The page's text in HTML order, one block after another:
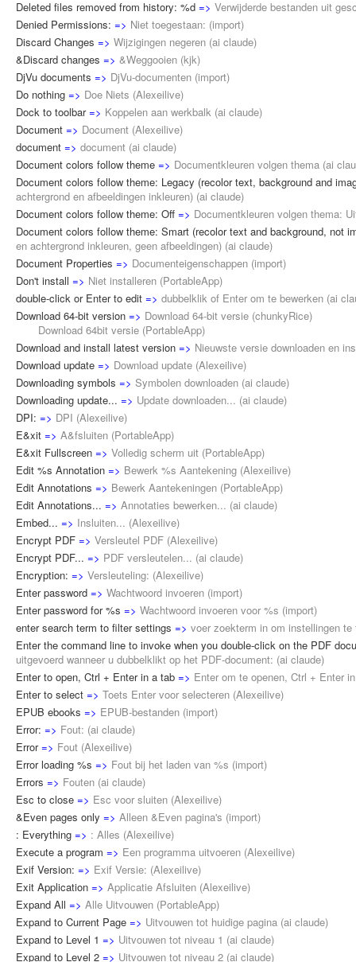
Deleted files removed from history: %d => Verwijderde bestanden uit
Denied Permissions: => Niet toegestaan: (import)
Discard Changes => Wijzigingen negeren (ai claude)
&Discard changes => &Weggooien (kjk)
DjVu documents => DjVu-documenten (import)
Do nothing => Doe Niets (Alexeilive)
Dock to toolbar => Koppelen aan werkbalk (ai claude)
Document => Document (Alexeilive)
document => document (ai claude)
Document colors follow theme => Documentkleuren volgen thema (ai
Document colors follow theme: Legacy (recolor text, background and
achtergrond en afbeeldingen inkleuren) (ai claude)
Document colors follow theme: Off => Documentkleuren volgen thema:
Document colors follow theme: Smart (recolor text and background, not
en achtergrond inkleuren, geen afbeeldingen) (ai claude)
Document Properties => Documenteigenschappen (import)
Don't install => Niet installeren (PortableApp)
double-click or Enter to edit => dubbelklik of Enter om te bewerken (ai
Download 64-bit version => Download 64-bit versie (chunkyRice)
Download 64bit versie (PortableApp)
Download and install latest version => Nieuwste versie downloaden en
Download update => Download update (Alexeilive)
Downloading symbols => Symbolen downloaden (ai claude)
Downloading update... => Update downloaden... (ai claude)
DPI: => DPI (Alexeilive)
E&xit => A&fsluiten (PortableApp)
E&xit Fullscreen => Volledig scherm uit (PortableApp)
Edit %s Annotation => Bewerk %s Aantekening (Alexeilive)
Edit Annotations => Bewerk Aantekeningen (PortableApp)
Edit Annotations... => Annotaties bewerken... (ai claude)
Embed... => Insluiten... (Alexeilive)
Encrypt PDF => Versleutel PDF (Alexeilive)
Encrypt PDF... => PDF versleutelen... (ai claude)
Encryption: => Versleuteling: (Alexeilive)
Enter password => Wachtwoord invoeren (import)
Enter password for %s => Wachtwoord invoeren voor %s (import)
enter search term to filter settings => voer zoekterm in om instellingen te
Enter the command line to invoke when you double-click on the PDF
uitgevoerd wanneer u dubbelklikt op het PDF-document: (ai claude)
Enter to open, Ctrl + Enter in a tab => Enter om te openen, Ctrl + Enter
Enter to select => Toets Enter voor selecteren (Alexeilive)
EPUB ebooks => EPUB-bestanden (import)
Error: => Fout: (ai claude)
Error => Fout (Alexeilive)
Error loading %s => Fout bij het laden van %s (import)
Errors => Fouten (ai claude)
Esc to close => Esc voor sluiten (Alexeilive)
&Even pages only => Alleen &Even pagina's (import)
: Everything => : Alles (Alexeilive)
Execute a program => Een programma uitvoeren (Alexeilive)
Exif Version: => Exif Versie: (Alexeilive)
Exit Application => Applicatie Afsluiten (Alexeilive)
Expand All => Alle Uitvouwen (PortableApp)
Expand to Current Page => Uitvouwen tot huidige pagina (ai claude)
Expand to Level 1 => Uitvouwen tot niveau 1 (ai claude)
Expand to Level 2 => Uitvouwen tot niveau 2 (ai claude)